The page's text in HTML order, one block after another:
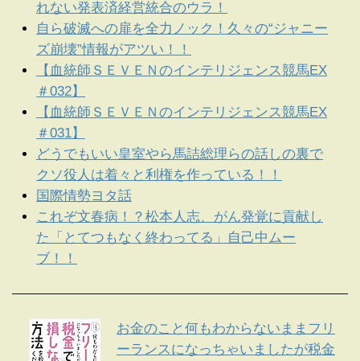
れない発表済経営統合のウラ！
自ら破滅への扉を全力ノック！久々の“ジャニー
ズ崩壊”情報がアツい！！
【血統師ＳＥＶＥＮのインテリジェンス競馬EX
＃032】
【血統師ＳＥＶＥＮのインテリジェンス競馬EX
＃031】
どうでもいい皇室やら馬詰総理らの話しの裏で
クソ役人は着々と利権を作っている！！
国際情勢ヨタ話
これぞ文春病！？松本人志、がん発覚に貢献し
た「とてつもなく終わってる」自己中ムー
ブ！！
お金のこと何もわからないままフリ
ーランスになっちゃいましたが税金